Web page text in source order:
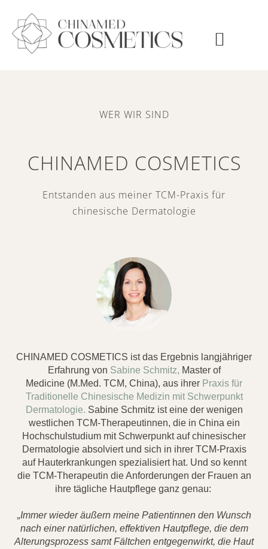
Inhalt
springen
WER WIR SIND
CHINAMED COSMETICS
Entstanden aus meiner TCM-Praxis für
chinesische Dermatologie
CHINAMED COSMETICS ist das Ergebnis langjähriger
Erfahrung von Sabine Schmitz, Master of
Medicine (M.Med. TCM, China), aus ihrer Praxis für
Traditionelle Chinesische Medizin mit Schwerpunkt
Dermatologie. Sabine Schmitz ist eine der wenigen
westlichen TCM-Therapeutinnen, die in China ein
Hochschulstudium mit Schwerpunkt auf chinesischer
Dermatologie absolviert und sich in ihrer TCM-Praxis
auf Hauterkrankungen spezialisiert hat. Und so kennt
die TCM-Therapeutin die Anforderungen der Frauen an
ihre tägliche Hautpflege ganz genau:
„Immer wieder äußern meine Patientinnen den Wunsch
nach einer natürlichen, effektiven Hautpflege, die dem
Alterungsprozess samt Fältchen entgegenwirkt, die Haut